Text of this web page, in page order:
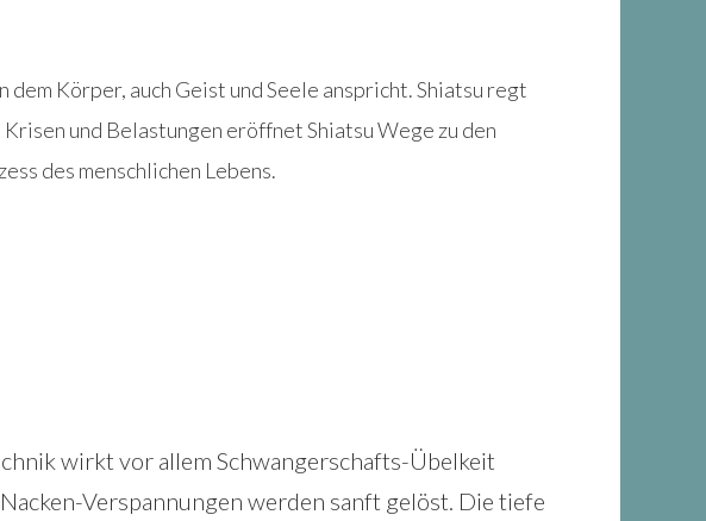
Körper, auch Geist und Seele anspricht. Shiatsu regt
und Belastungen eröffnet Shiatsu Wege zu den
des menschlichen Lebens.
wirkt vor allem Schwangerschafts-Übelkeit
Verspannungen werden sanft gelöst. Die tiefe